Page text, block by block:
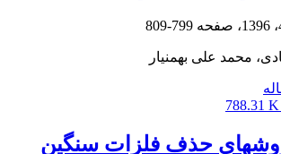
799-809
محمد علی بهمنیار
788.31 K
حذف فلزات سنگین